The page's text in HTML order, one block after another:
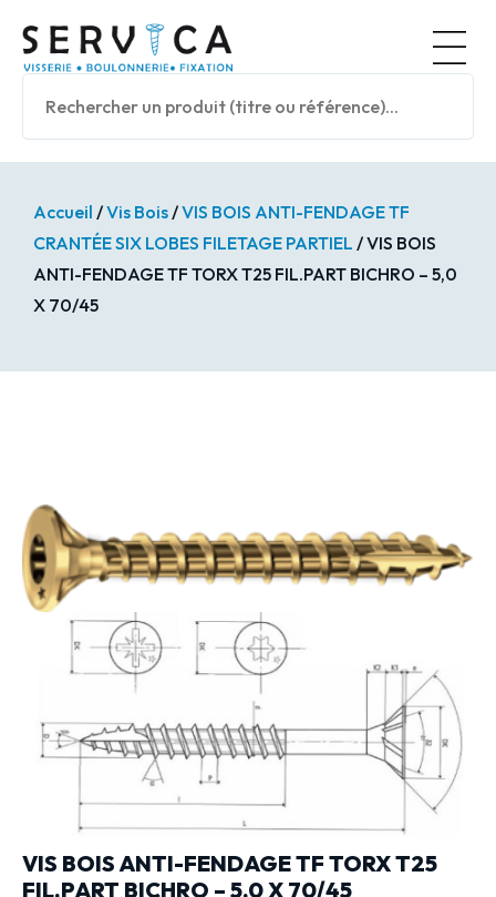
Accueil /Vis Bois/VIS BOIS ANTI-FENDAGE TF
CRANTÉE SIX LOBES FILETAGE PARTIEL / VIS BOIS
ANTI-FENDAGE TF TORX T25 FIL.PART BICHRO – 5,0
X 70/45
VIS BOIS ANTI-FENDAGE TF TORX T25
FIL.PART BICHRO – 5,0 X 70/45